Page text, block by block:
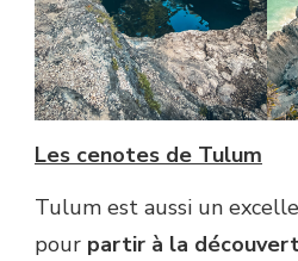
Les cenotes de Tulum
Tulum est aussi un
pour partir à la